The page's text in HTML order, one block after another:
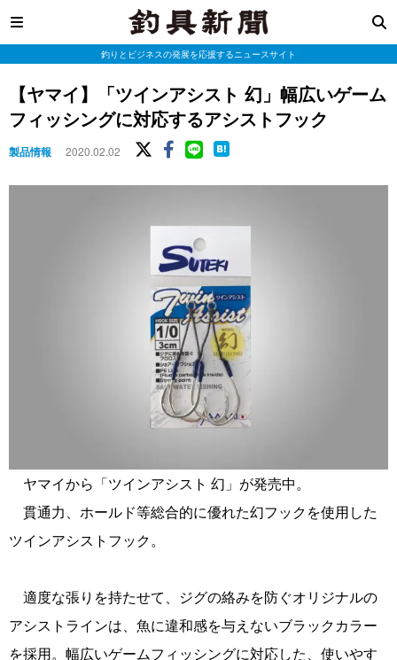
釣りとビジネスの発展を応援するニュースサイト
【ヤマイ】「ツインアシスト 幻」幅広いゲーム
フィッシングに対応するアシストフック
製品情報 2020.02.02
ヤマイから「ツインアシスト 幻」が発売中。
貫通力、ホールド等総合的に優れた幻フックを使用した
ツインアシストフック。
適度な張りを持たせて、ジグの絡みを防ぐオリジナルの
アシストラインは、魚に違和感を与えないブラックカラー
を採用。幅広いゲームフィッシングに対応した、使いやす